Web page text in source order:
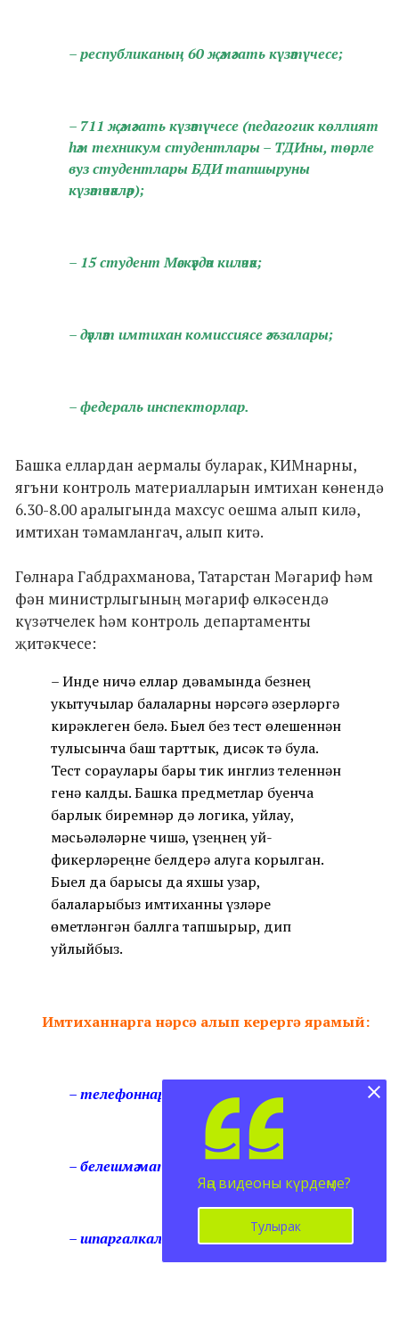
– республиканың 60 җәмәгать күзәтүчесе;
– 711 җәмәгать күзәтүчесе (педагогик көллият
һәм техникум студентлары – ТДИны, төрле
вуз студентлары БДИ тапшыруны
күзәтәчәкләр);
– 15 студент Мәскәүдән киләчәк;
– дәүләт имтихан комиссиясе әгъзалары;
– федераль инспекторлар.
Башка еллардан аермалы буларак, КИМнарны,
ягъни контроль материалларын имтихан көнендә
6.30-8.00 аралыгында махсус оешма алып килә,
имтихан тәмамлангач, алып китә.
Гөлнара Габдрахманова, Татарстан Мәгариф һәм
фән министрлыгының мәгариф өлкәсендә
күзәтчелек һәм контроль департаменты
җитәкчесе:
– Инде ничә еллар дәвамында безнең
укытучылар балаларны нәрсәгә әзерләргә
кирәклеген белә. Быел без тест өлешеннән
тулысынча баш тарттык, дисәк тә була.
Тест сораулары бары тик инглиз теленнән
генә калды. Башка предметлар буенча
барлык биремнәр дә логика, уйлау,
мәсьәләләрне чишә, үзеңнең уй-
фикерләреңне белдерә алуга корылган.
Быел да барысы да яхшы узар,
балаларыбыз имтиханны үзләре
өметләнгән баллга тапшырыр, дип
уйлыйбыз.
Имтиханнарга нәрсә алып керергә ярамый:
– телефоннар;
– белешмә материаллар;
– шпаргалкалар.
Яңа видеоны күрдеңме?
Тулырак